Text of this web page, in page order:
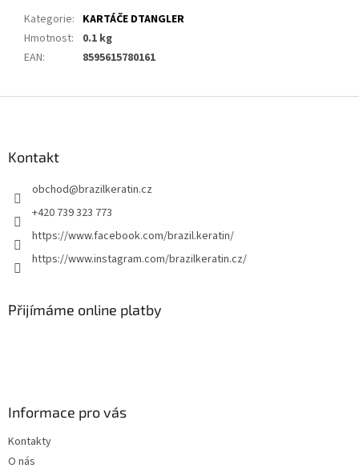
Kategorie: KARTÁČE DTANGLER
Hmotnost:
0.1 kg
EAN: 8595615780161
Kontakt
obchod@brazilkeratin.cz
+420 739 323 773
https://www.facebook.com/brazil.keratin/
https://www.instagram.com/brazilkeratin.cz/
Přijímáme online platby
Informace pro vás
Kontakty
O nás